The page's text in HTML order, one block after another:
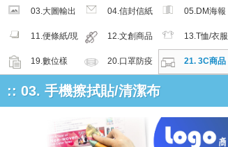
03.大圖輸出
04.信封信紙
05.DM海報
11.便條紙/現
成品
12.文創商品
13.T恤/衣服
帽子配件類
19.數位樣
20.口罩防疫
21. 3C商品
:: 03. 手機擦拭貼/清潔布